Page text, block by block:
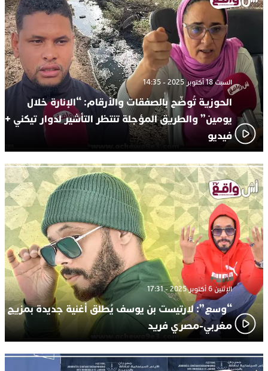
السبت 18 أكتوبر 2025 - 14:35
الحوزية تُوضّح بالصفقات والأرقام: “الإنارة خلال
يومين” والطريق المؤجلة تنتظر التأشير لدوار تيكني +
فيديو
الإثنين 6 أكتوبر 2025 - 17:31
“وسع”: لارتيست بن يوسف يُطلق أغنية جديدة بمزيج
مغربي-مصري فريد